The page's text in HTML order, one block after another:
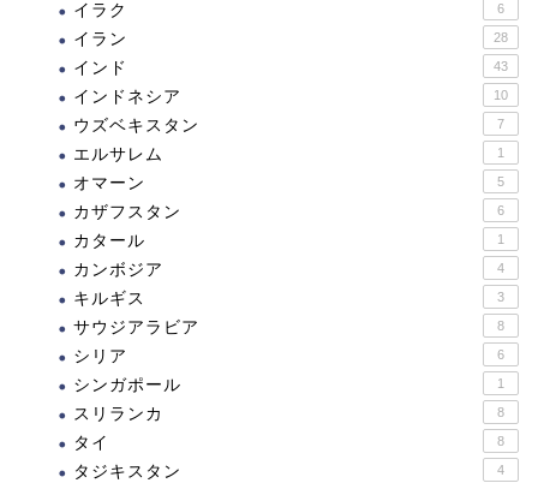
イラク 6
イラン 28
インド 43
インドネシア 10
ウズベキスタン 7
エルサレム 1
オマーン 5
カザフスタン 6
カタール 1
カンボジア 4
キルギス 3
サウジアラビア 8
シリア 6
シンガポール 1
スリランカ 8
タイ 8
タジキスタン 4